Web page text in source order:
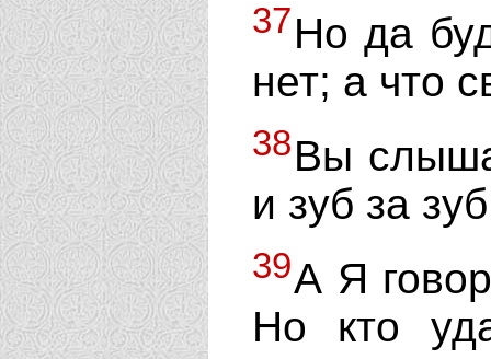
37Но да
нет; а что
38Вы
и зуб за
39А Я
Но кто